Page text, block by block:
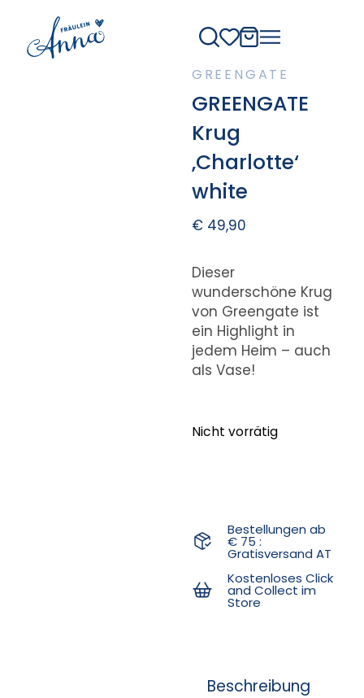
GREENGATE
GREENGATE
Krug
‚Charlotte‘
white
€49,90
Dieser
wunderschöne Krug
von Greengate ist
ein Highlight in
jedem Heim – auch
als Vase!
Nicht vorrätig
Bestellungen ab
€ 75 :
Gratisversand AT
Kostenloses Click
and Collect im
Store
Beschreibung